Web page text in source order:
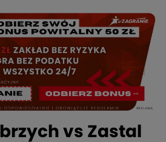
vs Zastal